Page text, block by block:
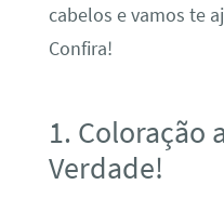
cabelos e vamos te
Confira!
1. Coloração
Verdade!